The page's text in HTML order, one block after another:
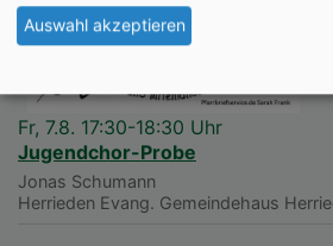
Fr, 7.8. 17:30-18:30 Uhr
Jugendchor-Probe
Jonas Schumann
Herrieden Evang. Gemeindehaus
Auswahl akzeptieren